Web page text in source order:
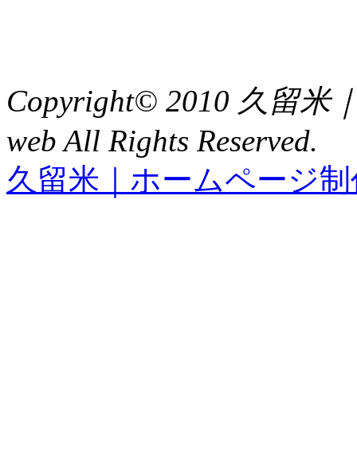
Copyright© 2010 久留米
web All Rights Reserved.
久留米｜ホームページ